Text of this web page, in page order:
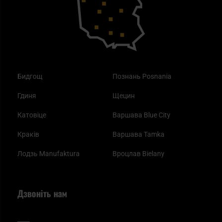
Бидгощ
Гдиня
Катовіце
Краків
Лодзь Manufaktura
Познань Posnania
Щецин
Варшава Blue City
Варшава Tamka
Вроцлав Bielany
Найкращі спальні мішки на осінь
Дзвоніть нам